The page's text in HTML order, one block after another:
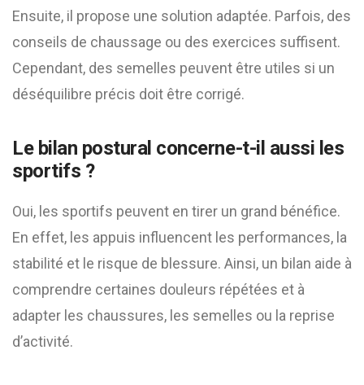
Ensuite, il propose une solution adaptée. Parfois, des
conseils de chaussage ou des exercices suffisent.
Cependant, des semelles peuvent être utiles si un
déséquilibre précis doit être corrigé.
Le bilan postural concerne-t-il aussi les
sportifs ?
Oui, les sportifs peuvent en tirer un grand bénéfice.
En effet, les appuis influencent les performances, la
stabilité et le risque de blessure. Ainsi, un bilan aide à
comprendre certaines douleurs répétées et à
adapter les chaussures, les semelles ou la reprise
d’activité.